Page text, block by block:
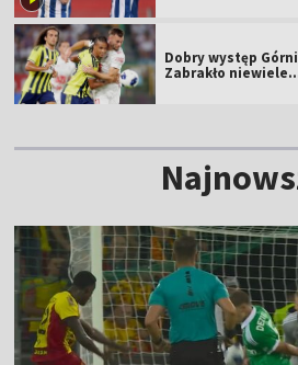
Dobry występ
Zabrakło